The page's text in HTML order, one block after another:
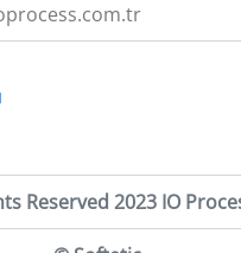
Reserved 2023 IO